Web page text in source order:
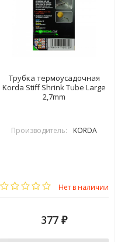
Трубка термоусадочная
Korda Stiff Shrink Tube Large
2,7mm
Производитель: KORDA
Нет в наличии
377 ₽